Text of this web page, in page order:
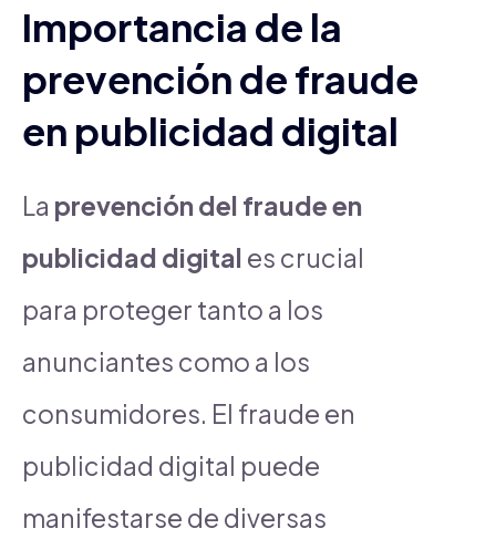
Importancia de la
prevención de fraude
en publicidad digital
La prevención del fraude en
publicidad digital es crucial
para proteger tanto a los
anunciantes como a los
consumidores. El fraude en
publicidad digital puede
manifestarse de diversas